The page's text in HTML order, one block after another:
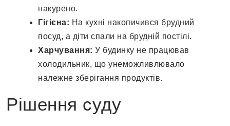
накурено.
Гігієна: На кухні накопичився брудний
посуд, а діти спали на брудній постілі.
Харчування: У будинку не працював
холодильник, що унеможливлювало
належне зберігання продуктів.
Рішення суду